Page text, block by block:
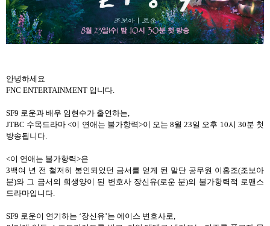
안녕하세요
FNC ENTERTAINMENT 입니다.
SF9 로운과 배우 임현수가 출연하는,
JTBC 수목드라마 <이 연애는 불가항력>이 오는 8월 23일 오후 10시 30분 첫
방송됩니다.
<이 연애는 불가항력>은
3백여 년 전 철저히 봉인되었던 금서를 얻게 된 말단 공무원 이홍조(조보아
분)와 그 금서의 희생양이 된 변호사 장신유(로운 분)의 불가항력적 로맨스
드라마입니다.
SF9 로운이 연기하는 ‘장신유’는 에이스 변호사로,